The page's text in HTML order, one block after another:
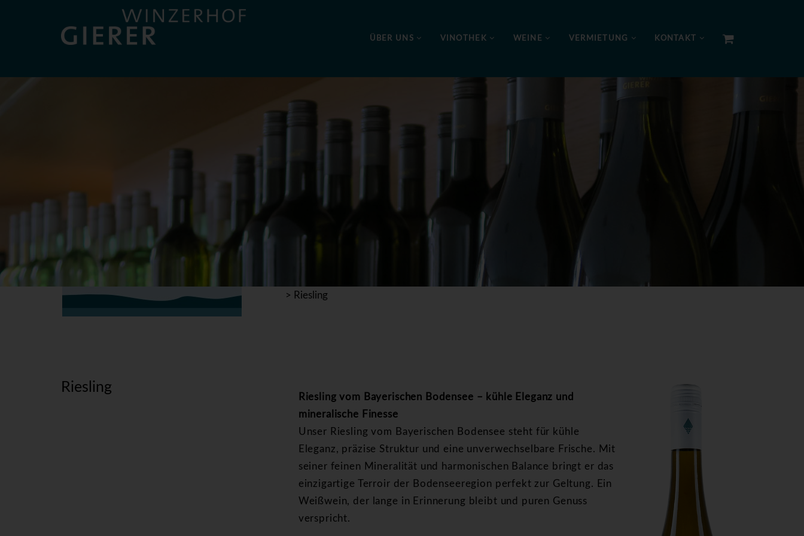
ÜBER UNS VINOTHEK WEINE VERMIETUNG KONTAKT
> Riesling
Riesling
Riesling vom Bayerischen Bodensee – kühle Eleganz und
mineralische Finesse
Unser Riesling vom Bayerischen Bodensee steht für kühle
Eleganz, präzise Struktur und eine unverwechselbare Frische. Mit
seiner feinen Mineralität und harmonischen Balance bringt er das
einzigartige Terroir der Bodenseeregion perfekt zur Geltung. Ein
Weißwein, der lange in Erinnerung bleibt und puren Genuss
verspricht.